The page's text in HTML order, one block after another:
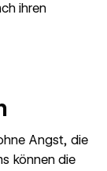
ihren
Angst, die
können die